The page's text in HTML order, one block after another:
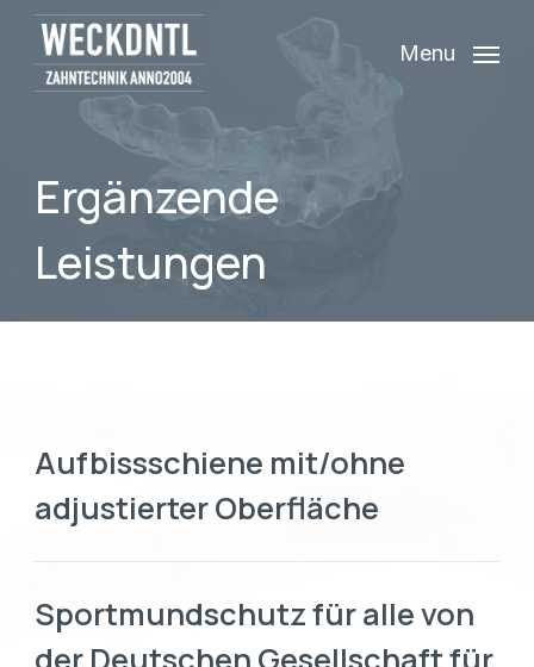
Skip
main
Menu
Ergänzende
Leistungen
Aufbissschiene mit/ohne
adjustierter Oberfläche
Sportmundschutz für alle von